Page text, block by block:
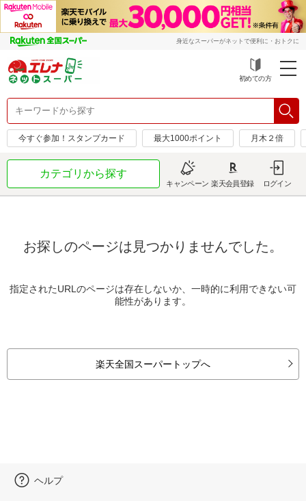
身近なスーパーがネットで便利に・おトクに
初めての方
今すぐ参加！スタンプカード 最大1000ポイント 月木２倍
カテゴリから探す
キャンペーン 楽天会員登録 ログイン
お探しのページは見つかりませんでした。
指定されたURLのページは存在しないか、一時的に利用できない可
能性があります。
楽天全国スーパートップへ
ヘルプ